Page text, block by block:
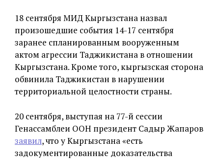
18 сентября МИД Кыргызстана назвал
произошедшие события 14-17 сентября
заранее спланированным вооруженным
актом агрессии Таджикистана в отношении
Кыргызстана. Кроме того, кыргызская сторона
обвинила Таджикистан в нарушении
территориальной целостности страны.
20 сентября, выступая на 77-й сессии
Генассамблеи ООН президент Садыр Жапаров
заявил, что у Кыргызстана «есть
задокументированные доказательства